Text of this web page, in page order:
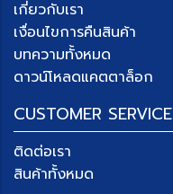
เกี่ยวกับเรา
เงื่อนไขการคืนสินค้า
บทความทั้งหมด
ดาวน์โหลดแคตตาล็อก
CUSTOMER SERVICE
ติดต่อเรา
สินค้าทั้งหมด